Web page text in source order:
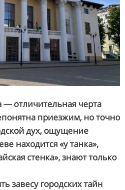
отличительная черта
приезжим, но точно
дух, ощущение
находится «у танка»,
стенка», знают только
завесу городских тайн